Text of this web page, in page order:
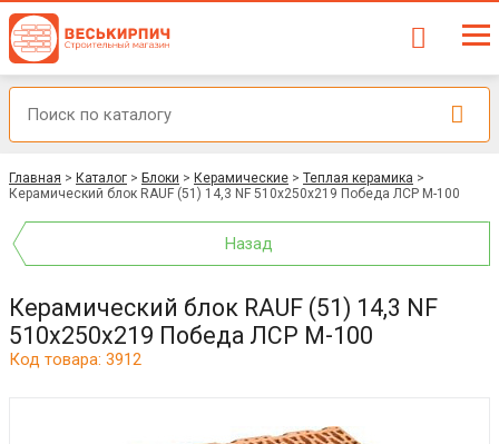
Главная > Каталог > Блоки > Керамические > Теплая керамика >
Керамический блок RAUF (51) 14,3 NF 510x250x219 Победа ЛСР М-100
Назад
Керамический блок RAUF (51) 14,3 NF
510x250x219 Победа ЛСР М-100
Код товара: 3912